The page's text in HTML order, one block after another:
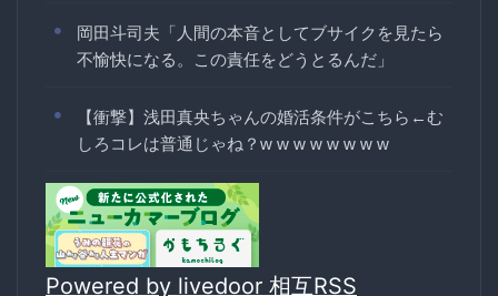
岡田斗司夫「人間の本音としてブサイクを見たら
不愉快になる。この責任をどうとるんだ」
【衝撃】浅田真央ちゃんの婚活条件がこちら←む
しろコレは普通じゃね？w w w w w w w w
Powered by livedoor 相互RSS